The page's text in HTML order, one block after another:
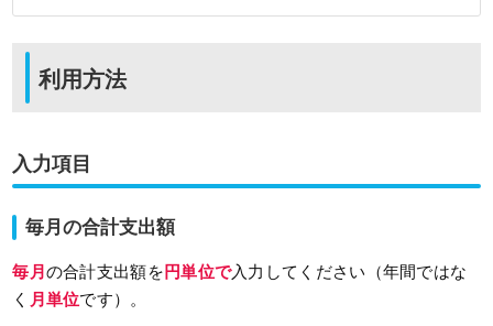
利用方法
入力項目
毎月の合計支出額
毎月 の合計支出額を 円単位で入力してください（年間ではな
く 月単位です）。